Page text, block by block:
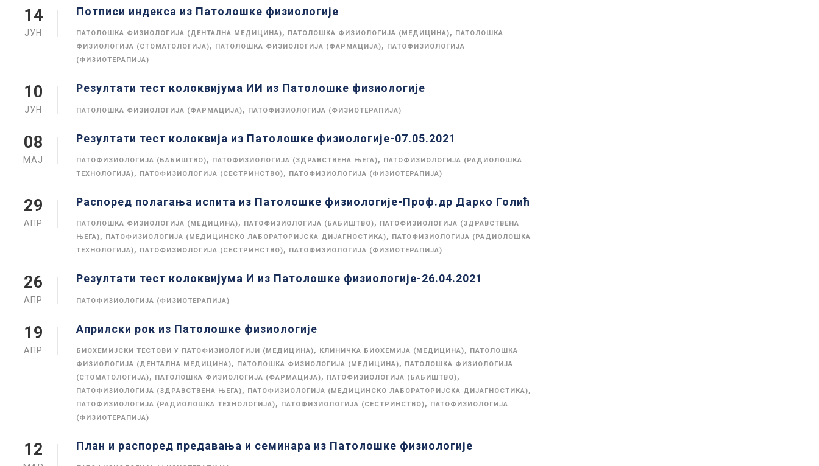
14
ЈУН
Потписи индекса из Патолошке физиологије
ПАТОЛОШКА ФИЗИОЛОГИЈА (ДЕНТАЛНА МЕДИЦИНА), ПАТОЛОШКА ФИЗИОЛОГИЈА (МЕДИЦИНА), ПАТОЛОШКА
ФИЗИОЛОГИЈА (СТОМАТОЛОГИЈА), ПАТОЛОШКА ФИЗИОЛОГИЈА (ФАРМАЦИЈА), ПАТОФИЗИОЛОГИЈА
(ФИЗИОТЕРАПИЈА)
10
ЈУН
Резултати тест колоквијума ИИ из Патолошке физиологије
ПАТОЛОШКА ФИЗИОЛОГИЈА (ФАРМАЦИЈА), ПАТОФИЗИОЛОГИЈА (ФИЗИОТЕРАПИЈА)
08
МАЈ
Резултати тест колоквија из Патолошке физиологије-07.05.2021
ПАТОФИЗИОЛОГИЈА (БАБИШТВО), ПАТОФИЗИОЛОГИЈА (ЗДРАВСТВЕНА ЊЕГА), ПАТОФИЗИОЛОГИЈА (РАДИОЛОШКА
ТЕХНОЛОГИЈА), ПАТОФИЗИОЛОГИЈА (СЕСТРИНСТВО), ПАТОФИЗИОЛОГИЈА (ФИЗИОТЕРАПИЈА)
29
АПР
Распоред полагања испита из Патолошке физиологије-Проф.др Дарко Голић
ПАТОЛОШКА ФИЗИОЛОГИЈА (МЕДИЦИНА), ПАТОФИЗИОЛОГИЈА (БАБИШТВО), ПАТОФИЗИОЛОГИЈА (ЗДРАВСТВЕНА
ЊЕГА), ПАТОФИЗИОЛОГИЈА (МЕДИЦИНСКО ЛАБОРАТОРИЈСКА ДИЈАГНОСТИКА), ПАТОФИЗИОЛОГИЈА (РАДИОЛОШКА
ТЕХНОЛОГИЈА), ПАТОФИЗИОЛОГИЈА (СЕСТРИНСТВО), ПАТОФИЗИОЛОГИЈА (ФИЗИОТЕРАПИЈА)
26
АПР
Резултати тест колоквијума И из Патолошке физиологије-26.04.2021
ПАТОФИЗИОЛОГИЈА (ФИЗИОТЕРАПИЈА)
19
АПР
Априлски рок из Патолошке физиологије
БИОХЕМИЈСКИ ТЕСТОВИ У ПАТОФИЗИОЛОГИЈИ (МЕДИЦИНА), КЛИНИЧКА БИОХЕМИЈА (МЕДИЦИНА), ПАТОЛОШКА
ФИЗИОЛОГИЈА (ДЕНТАЛНА МЕДИЦИНА), ПАТОЛОШКА ФИЗИОЛОГИЈА (МЕДИЦИНА), ПАТОЛОШКА ФИЗИОЛОГИЈА
(СТОМАТОЛОГИЈА), ПАТОЛОШКА ФИЗИОЛОГИЈА (ФАРМАЦИЈА), ПАТОФИЗИОЛОГИЈА (БАБИШТВО),
ПАТОФИЗИОЛОГИЈА (ЗДРАВСТВЕНА ЊЕГА), ПАТОФИЗИОЛОГИЈА (МЕДИЦИНСКО ЛАБОРАТОРИЈСКА ДИЈАГНОСТИКА),
ПАТОФИЗИОЛОГИЈА (РАДИОЛОШКА ТЕХНОЛОГИЈА), ПАТОФИЗИОЛОГИЈА (СЕСТРИНСТВО), ПАТОФИЗИОЛОГИЈА
(ФИЗИОТЕРАПИЈА)
12 План и распоред предавања и семинара из Патолошке физиологије